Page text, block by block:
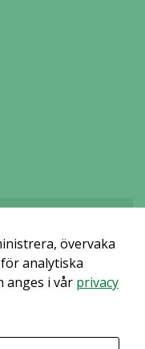
dig från att se detta
övervaka
analytiska
anges i vår privacy